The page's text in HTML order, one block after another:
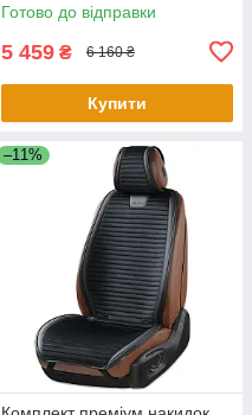
Готово до відправки
5 459 ₴ 6 160 ₴
Купити
–11%